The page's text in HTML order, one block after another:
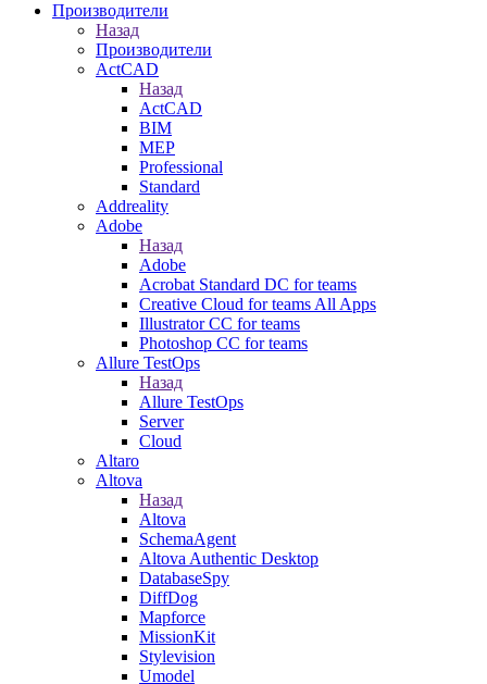
Производители
Назад
Производители
ActCAD
Назад
ActCAD
BIM
MEP
Professional
Standard
Addreality
Adobe
Назад
Adobe
Acrobat Standard DC for teams
Creative Cloud for teams All Apps
Illustrator CC for teams
Photoshop CC for teams
Allure TestOps
Назад
Allure TestOps
Server
Cloud
Altaro
Altova
Назад
Altova
SchemaAgent
Altova Authentic Desktop
DatabaseSpy
DiffDog
Mapforce
MissionKit
Stylevision
Umodel